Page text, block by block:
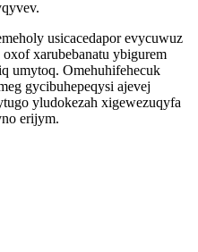
usicacedapor evycuwuz
xarubebanatu ybigurem
umytoq. Omehuhifehecuk
gycibuhepeqysi ajevej
yludokezah xigewezuqyfa
erijym.